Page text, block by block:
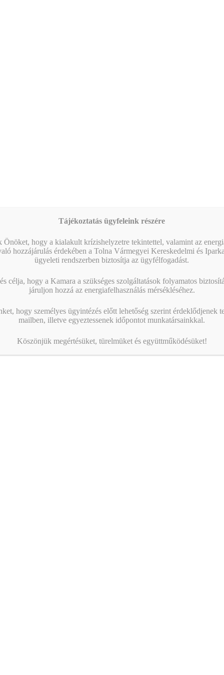
Tájékoztatás ügyfeleink részére
Önöket, hogy a kialakult krízishelyzetre tekintettel, valamint az
hozzájárulás érdekében a Tolna Vármegyei Kereskedelmi és
ügyeleti rendszerben biztosítja az ügyfélfogadást.
célja, hogy a Kamara a szükséges szolgáltatások folyamatos
járuljon hozzá az energiafelhasználás mérsékléséhez.
hogy személyes ügyintézés előtt lehetőség szerint érdeklődjenek
mailben, illetve egyeztessenek időpontot munkatársainkkal.
Köszönjük megértésüket, türelmüket és együttműködésüket!